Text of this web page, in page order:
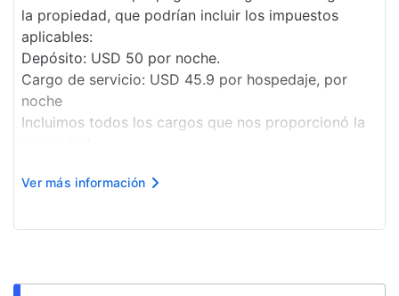
la propiedad, que podrían incluir los impuestos
aplicables:
Depósito: USD 50 por noche.
Cargo de servicio: USD 45.9 por hospedaje, por
noche
Incluimos todos los cargos que nos proporcionó la
y USD 15 por niño (precio aproximado).
72 por día.
Ver más información